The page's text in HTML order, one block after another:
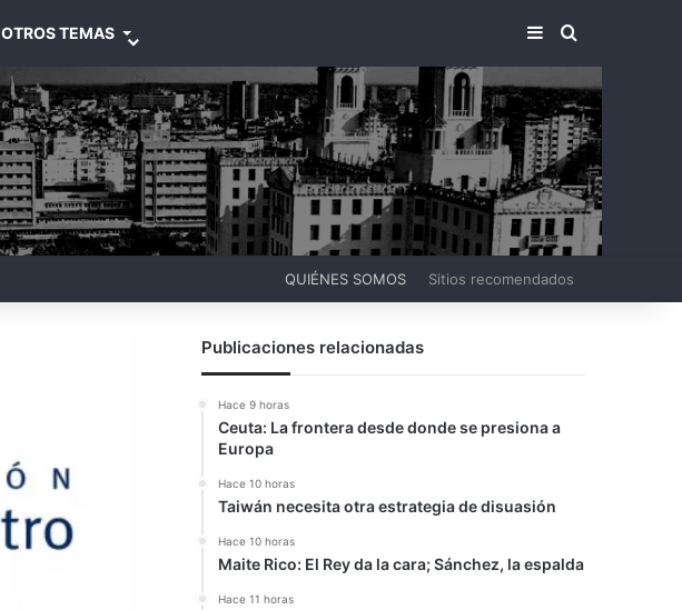
OTROS TEMAS BARRA LATERAL
BUSCAR
QUIÉNES SOMOS Sitios recomendados
Publicaciones relacionadas
Hace 9 horas
Ceuta: La frontera desde donde se presiona a
Europa
Hace 10 horas
Taiwán necesita otra estrategia de disuasión
Hace 10 horas
Maite Rico: El Rey da la cara; Sánchez, la espalda
Hace 11 horas